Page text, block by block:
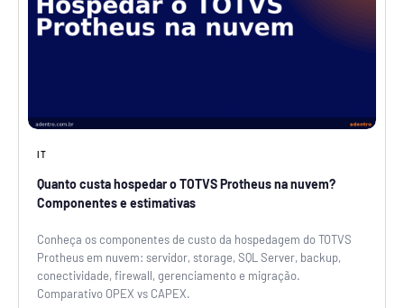
IT
Quanto custa hospedar o TOTVS Protheus na nuvem?
Componentes e estimativas
Conheça os componentes de custo da hospedagem do TOTVS
Protheus em nuvem: servidor, storage, SQL Server, backup,
conectividade, firewall, gerenciamento e migração.
Comparativo OPEX vs CAPEX.